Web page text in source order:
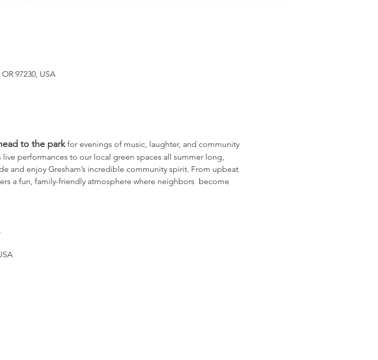
97230, USA
to the park for evenings of music, laughter, and community
performances to our local green spaces all summer long,
and enjoy Gresham’s incredible community spirit. From upbeat
a fun, family-friendly atmosphere where neighbors  become